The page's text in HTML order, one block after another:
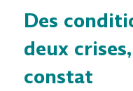
Des
deux
constat